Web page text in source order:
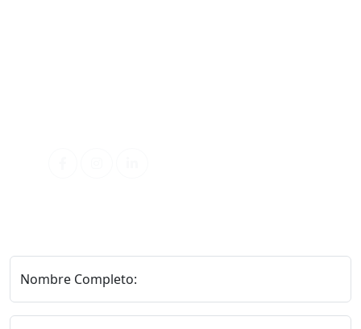
Nombre Completo: